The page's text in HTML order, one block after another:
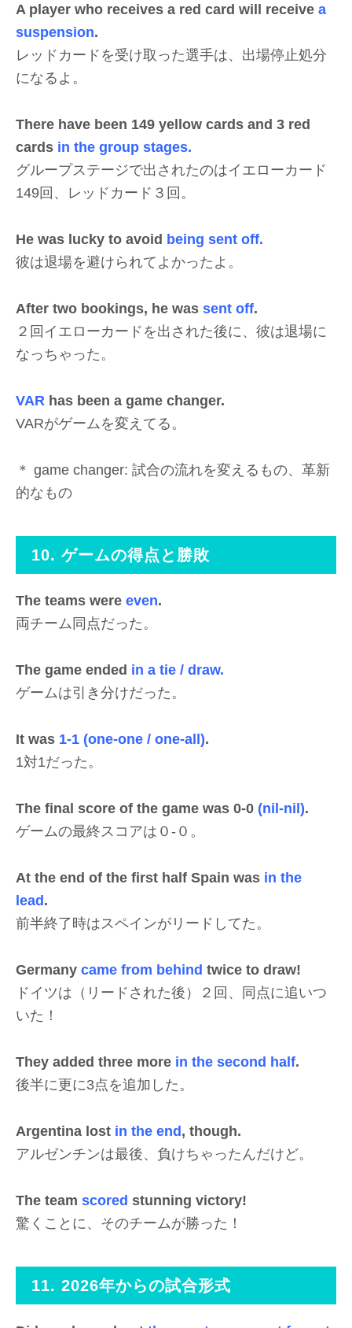
A player who receives a red card will receive a
suspension.
レッドカードを受け取った選手は、出場停止処分
になるよ。
There have been 149 yellow cards and 3 red
cards in the group stages.
グループステージで出されたのはイエローカード
149回、レッドカード３回。
He was lucky to avoid being sent off.
彼は退場を避けられてよかったよ。
After two bookings, he was sent off.
２回イエローカードを出された後に、彼は退場に
なっちゃった。
VAR has been a game changer.
VARがゲームを変えてる。
＊ game changer: 試合の流れを変えるもの、革新
的なもの
10. ゲームの得点と勝敗
The teams were even.
両チーム同点だった。
The game ended in a tie / draw.
ゲームは引き分けだった。
It was 1-1 (one-one / one-all).
1対1だった。
The final score of the game was 0-0 (nil-nil).
ゲームの最終スコアは０-０。
At the end of the first half Spain was in the
lead.
前半終了時はスペインがリードしてた。
Germany came from behind twice to draw!
ドイツは（リードされた後）２回、同点に追いつ
いた！
They added three more in the second half.
後半に更に3点を追加した。
Argentina lost in the end, though.
アルゼンチンは最後、負けちゃったんだけど。
The team scored stunning victory!
驚くことに、そのチームが勝った！
11. 2026年からの試合形式